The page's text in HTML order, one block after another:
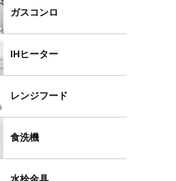
ガスコンロ
IHヒーター
レンジフード
食洗機